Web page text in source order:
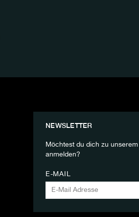
NEWSLETTER
Möchtest du dich zu unserem
anmelden?
E-MAIL